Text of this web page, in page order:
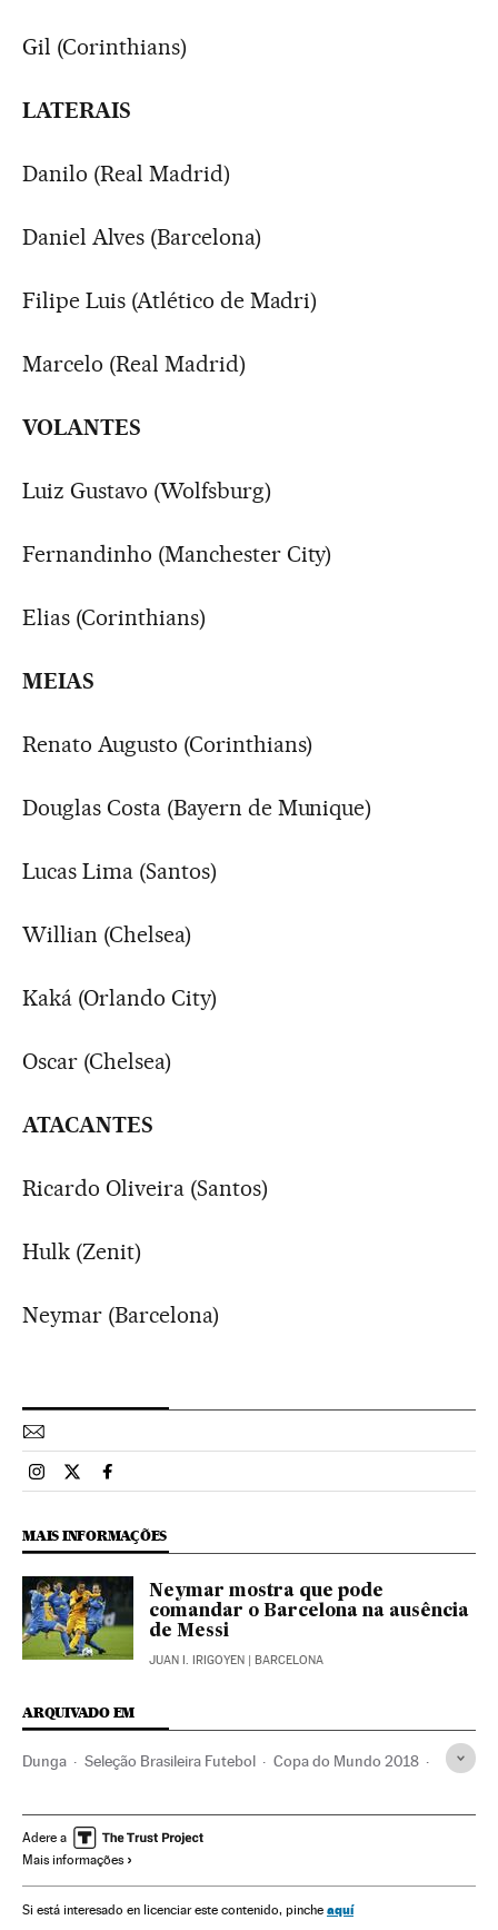
Gil (Corinthians)
LATERAIS
Danilo (Real Madrid)
Daniel Alves (Barcelona)
Filipe Luis (Atlético de Madri)
Marcelo (Real Madrid)
VOLANTES
Luiz Gustavo (Wolfsburg)
Fernandinho (Manchester City)
Elias (Corinthians)
MEIAS
Renato Augusto (Corinthians)
Douglas Costa (Bayern de Munique)
Lucas Lima (Santos)
Willian (Chelsea)
Kaká (Orlando City)
Oscar (Chelsea)
ATACANTES
Ricardo Oliveira (Santos)
Hulk (Zenit)
Neymar (Barcelona)
Esportes El País Brasil en Instagram
Esportes El País Brasil en Twitter
Esportes El País Brasil en Facebook
MAIS INFORMAÇÕES
Neymar mostra que pode
comandar o Barcelona na ausência
de Messi
JUAN I. IRIGOYEN | BARCELONA
ARQUIVADO EM
Dunga Seleção Brasileira Futebol Copa do Mundo 2018
Seleções esportivas Copa do Mundo Futebol
Copa do mundo
América Latina Campeonato mundial América
Adere a
Mais informações
Si está interesado en licenciar este contenido, pinche aquí